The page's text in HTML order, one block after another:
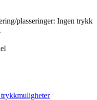
plasseringer: Ingen trykk